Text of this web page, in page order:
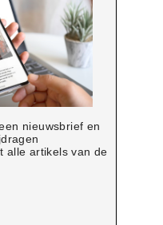
nieuwsbrief en
alle artikels van de